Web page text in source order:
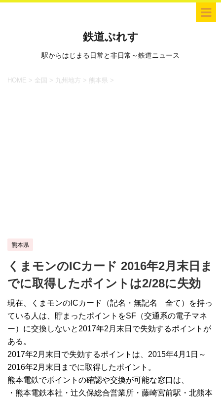
鉄道ぷれす
駅からはじまる日常と非日常～鉄道ニュース
HOME > 全国 > 九州地方 > 熊本県 >
熊本県
くまモンのICカード 2016年2月末日ま
でに取得したポイントは2/28に失効
現在、くまモンのICカード（記名・無記名 全て）を持っ
ている人は、貯まったポイントをSF（交通系の電子マネ
ー）に交換しないと2017年2月末日で失効するポイントが
ある。
2017年2月末日で失効するポイントは、2015年4月1日～
2016年2月末日までに取得したポイント。
熊本電鉄でポイントの確認や交換が可能な窓口は、
・熊本電鉄本社・辻久保総合営業所・藤崎宮前駅・北熊本